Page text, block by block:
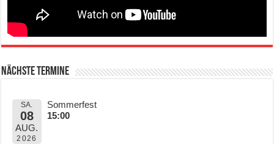
Nächste Termine
SA.
08
AUG.
2026
Sommerfest
15:00